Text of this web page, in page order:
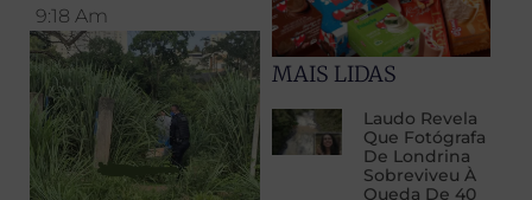
9:18 Am
MAIS LIDAS
Laudo Revela
Que Fotógrafa
De Londrina
Sobreviveu À
Queda De 40